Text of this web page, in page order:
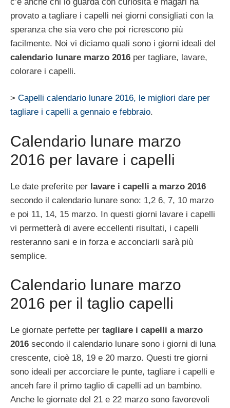
provato a tagliare i capelli nei giorni consigliati con la
speranza che sia vero che poi ricrescono più
facilmente. Noi vi diciamo quali sono i giorni ideali del
calendario lunare marzo 2016 per tagliare, lavare,
colorare i capelli.
> Capelli calendario lunare 2016, le migliori dare per
tagliare i capelli a gennaio e febbraio.
Calendario lunare marzo
2016 per lavare i capelli
Le date preferite per lavare i capelli a marzo 2016
secondo il calendario lunare sono: 1,2 6, 7, 10 marzo
e poi 11, 14, 15 marzo. In questi giorni lavare i capelli
vi permetterà di avere eccellenti risultati, i capelli
resteranno sani e in forza e acconciarli sarà più
semplice.
Calendario lunare marzo
2016 per il taglio capelli
Le giornate perfette per tagliare i capelli a marzo
2016 secondo il calendario lunare sono i giorni di luna
crescente, cioè 18, 19 e 20 marzo. Questi tre giorni
sono ideali per accorciare le punte, tagliare i capelli e
anceh fare il primo taglio di capelli ad un bambino.
Anche le giornate del 21 e 22 marzo sono favorevoli